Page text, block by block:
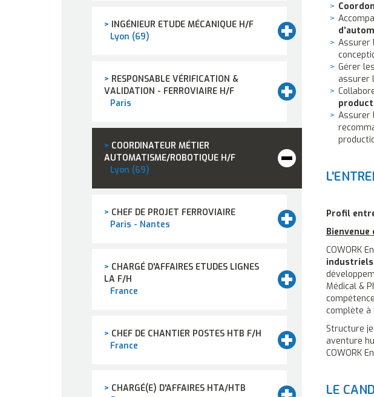
> INGÉNIEUR ETUDE MÉCANIQUE H/F
Lyon (69)
> RESPONSABLE VÉRIFICATION &
VALIDATION - FERROVIAIRE H/F
Paris
> COORDINATEUR MÉTIER
AUTOMATISME/ROBOTIQUE H/F
Lyon (69)
> CHEF DE PROJET FERROVIAIRE
Paris - Nantes
> CHARGÉ D'AFFAIRES ETUDES LIGNES
LA F/H
France
> CHEF DE CHANTIER POSTES HTB F/H
France
> CHARGÉ(E) D'AFFAIRES HTA/HTB
Assurer
Gérer
assurer
Assurer
Profil
COWORK
Médical &
complète à
Structure
aventure
COWORK
LE